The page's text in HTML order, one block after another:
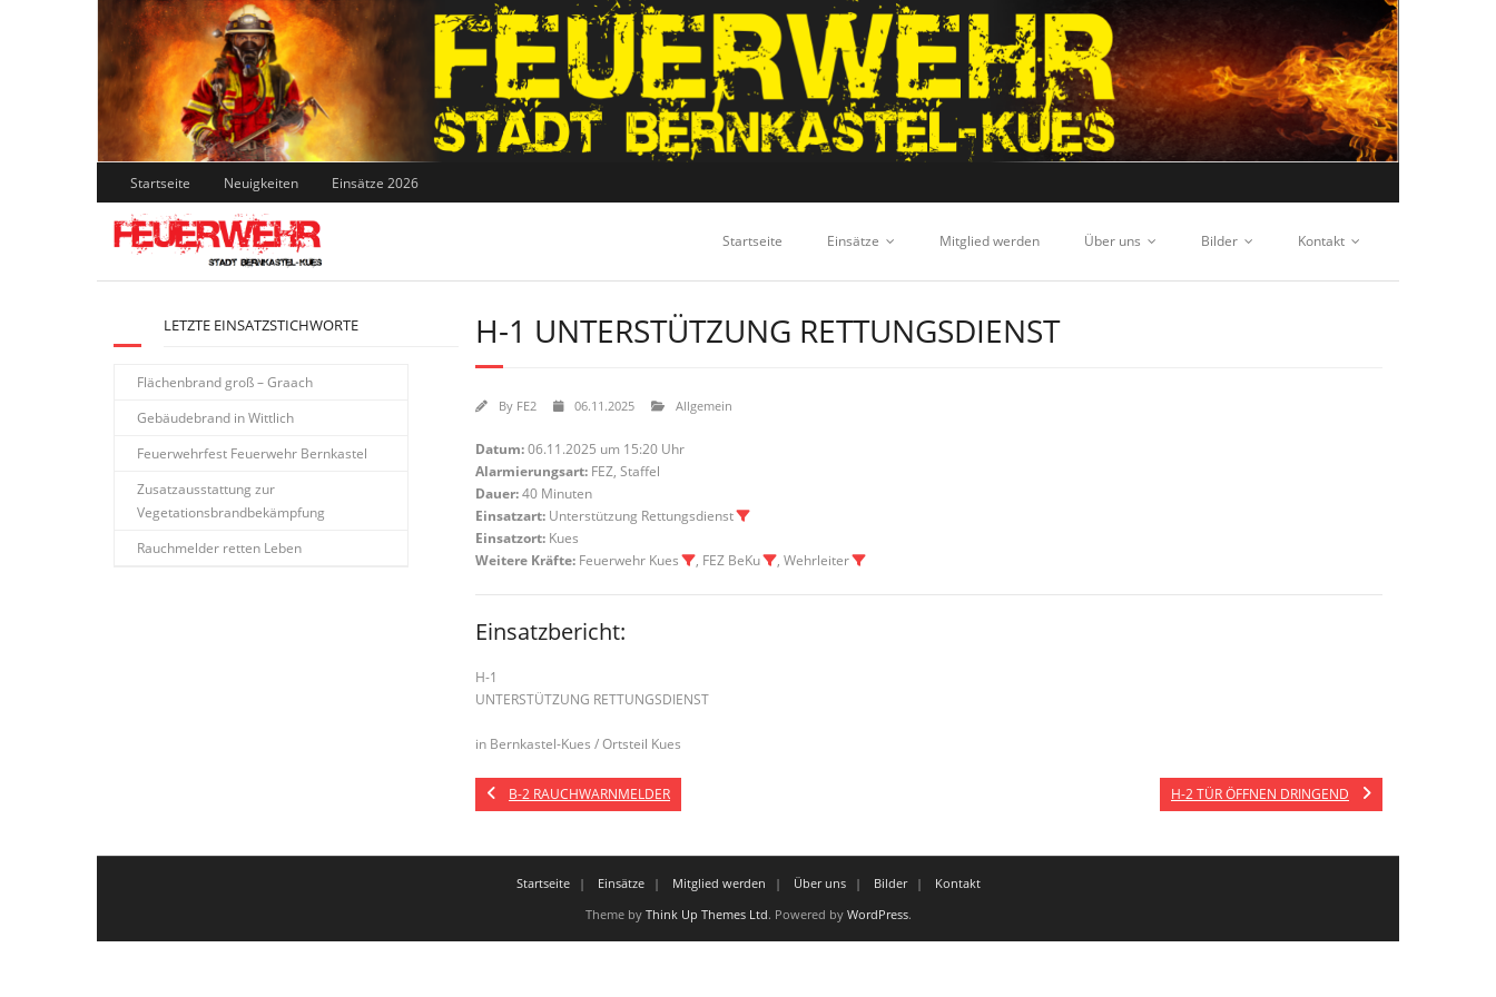
Skip
to
content
Startseite Neuigkeiten Einsätze 2026
Startseite Einsätze Mitglied werden Über uns Bilder Kontakt
H-1 UNTERSTÜTZUNG RETTUNGSDIENST
By FE2 06.11.2025 Allgemein
Datum:06.11.2025 um 15:20 Uhr
Alarmierungsart: FEZ, Staffel
Dauer:40 Minuten
Einsatzart: Unterstützung Rettungsdienst
Einsatzort: Kues
Weitere Kräfte: Feuerwehr Kues , FEZ BeKu , Wehrleiter
Einsatzbericht:
H-1
UNTERSTÜTZUNG RETTUNGSDIENST
in Bernkastel-Kues / Ortsteil Kues
B-2 RAUCHWARNMELDER H-2 TÜR ÖFFNEN DRINGEND
LETZTE EINSATZSTICHWORTE
Flächenbrand groß – Graach
Gebäudebrand in Wittlich
Feuerwehrfest Feuerwehr Bernkastel
Zusatzausstattung zur
Vegetationsbrandbekämpfung
Rauchmelder retten Leben
Startseite Einsätze Mitglied werden Über uns Bilder
Kontakt
Theme by Think Up Themes Ltd. Powered by WordPress.